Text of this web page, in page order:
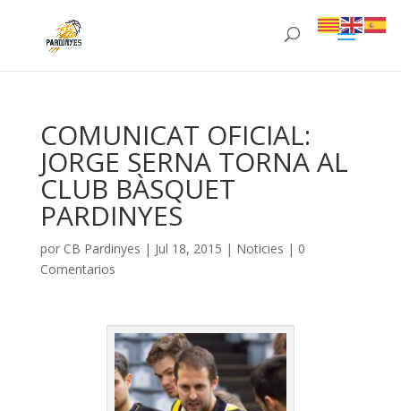
COMUNICAT OFICIAL:
JORGE SERNA TORNA AL
CLUB BÀSQUET
PARDINYES
por CB Pardinyes | Jul 18, 2015 | Noticies | 0
Comentarios